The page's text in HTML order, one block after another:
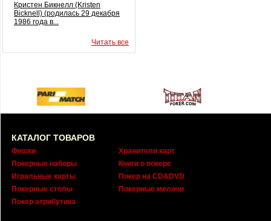
Кристен Бикнелл (Kristen
Bicknell) (родилась 29 декабря
1986 года в...
Читать все
КАТАЛОГ ТОВАРОВ
Фишки
Покерные наборы
Игральные карты
Покерные столы
Покер атрибутика
Хранители карт
Книги о покере
Покер на CD&DVD
Покерные мелочи